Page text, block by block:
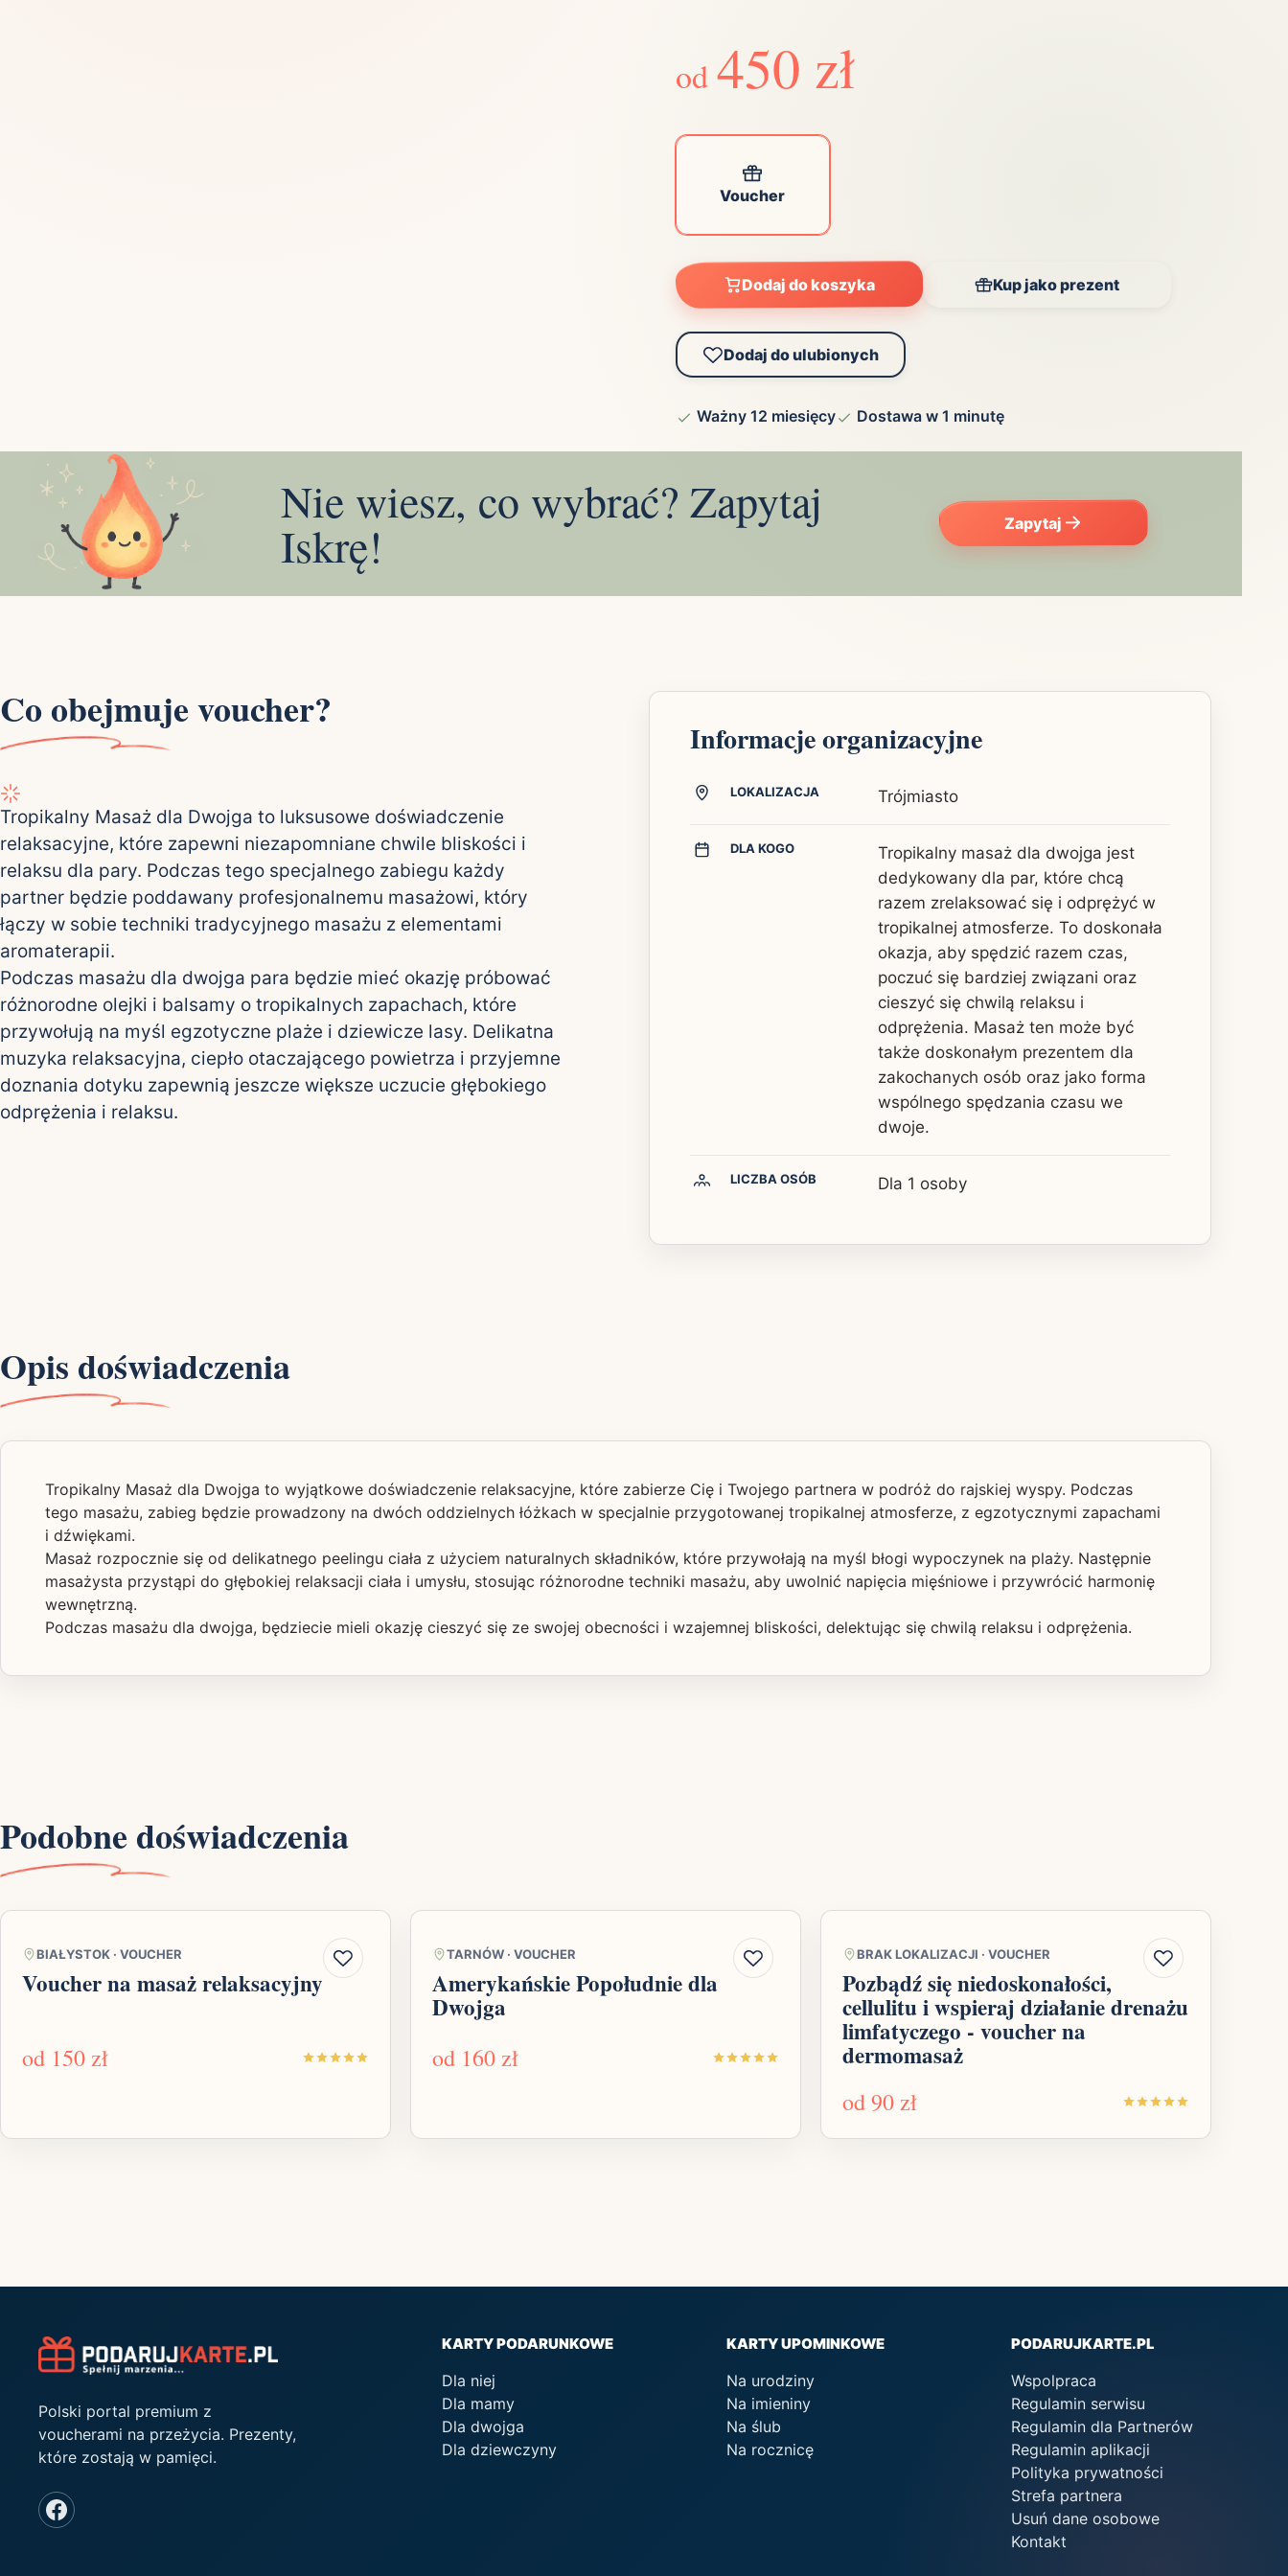
Wielkopolski
Kraków
od450 zł
Voucher
Dodaj do koszyka Kup jako prezent
Dodaj do ulubionych
Ważny 12 miesięcy Dostawa w 1 minutę
Nie wiesz, co wybrać? Zapytaj
Iskrę! Zapytaj
Co obejmuje voucher?
Tropikalny Masaż dla Dwojga to luksusowe doświadczenie
relaksacyjne, które zapewni niezapomniane chwile bliskości i
relaksu dla pary. Podczas tego specjalnego zabiegu każdy
partner będzie poddawany profesjonalnemu masażowi, który
łączy w sobie techniki tradycyjnego masażu z elementami
aromaterapii.
Podczas masażu dla dwojga para będzie mieć okazję próbować
różnorodne olejki i balsamy o tropikalnych zapachach, które
przywołują na myśl egzotyczne plaże i dziewicze lasy. Delikatna
muzyka relaksacyjna, ciepło otaczającego powietrza i przyjemne
doznania dotyku zapewnią jeszcze większe uczucie głębokiego
odprężenia i relaksu.
Informacje organizacyjne
LOKALIZACJA Trójmiasto
DLA KOGO
Tropikalny masaż dla dwojga jest
dedykowany dla par, które chcą
razem zrelaksować się i odprężyć w
tropikalnej atmosferze. To doskonała
okazja, aby spędzić razem czas,
poczuć się bardziej związani oraz
cieszyć się chwilą relaksu i
odprężenia. Masaż ten może być
także doskonałym prezentem dla
zakochanych osób oraz jako forma
wspólnego spędzania czasu we
dwoje.
LICZBA OSÓB Dla 1 osoby
Opis doświadczenia
Tropikalny Masaż dla Dwojga to wyjątkowe doświadczenie relaksacyjne, które zabierze Cię i Twojego partnera w podróż do rajskiej wyspy. Podczas
tego masażu, zabieg będzie prowadzony na dwóch oddzielnych łóżkach w specjalnie przygotowanej tropikalnej atmosferze, z egzotycznymi zapachami
i dźwiękami.
Masaż rozpocznie się od delikatnego peelingu ciała z użyciem naturalnych składników, które przywołają na myśl błogi wypoczynek na plaży. Następnie
masażysta przystąpi do głębokiej relaksacji ciała i umysłu, stosując różnorodne techniki masażu, aby uwolnić napięcia mięśniowe i przywrócić harmonię
wewnętrzną.
Podczas masażu dla dwojga, będziecie mieli okazję cieszyć się ze swojej obecności i wzajemnej bliskości, delektując się chwilą relaksu i odprężenia.
Podobne doświadczenia
BIAŁYSTOK · VOUCHER
Voucher na masaż relaksacyjny
od 150 zł
TARNÓW · VOUCHER
Amerykańskie Popołudnie dla
Dwojga
od 160 zł
BRAK LOKALIZACJI · VOUCHER
Pozbądź się niedoskonałości,
cellulitu i wspieraj działanie drenażu
limfatyczego - voucher na
dermomasaż
od90 zł
Polski portal premium z
voucherami na przeżycia. Prezenty,
które zostają w pamięci.
KARTY PODARUNKOWE
Dla niej
Dla mamy
Dla dwojga
Dla dziewczyny
KARTY UPOMINKOWE
Na urodziny
Na imieniny
Na ślub
Na rocznicę
PODARUJKARTE.PL
Wspolpraca
Regulamin serwisu
Regulamin dla Partnerów
Regulamin aplikacji
Polityka prywatności
Strefa partnera
Usuń dane osobowe
Kontakt